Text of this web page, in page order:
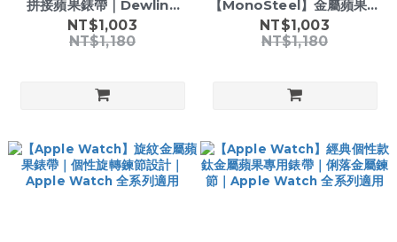
拼接蘋果錶帶｜Dewline
Strap 極簡金屬設計｜
Apple Watch 全系列適用
NT$1,003
NT$1,180
【MonoSteel】金屬蘋果錶
帶｜霧面極簡鍊節｜Apple
Watch 全系列適用
NT$1,003
NT$1,180